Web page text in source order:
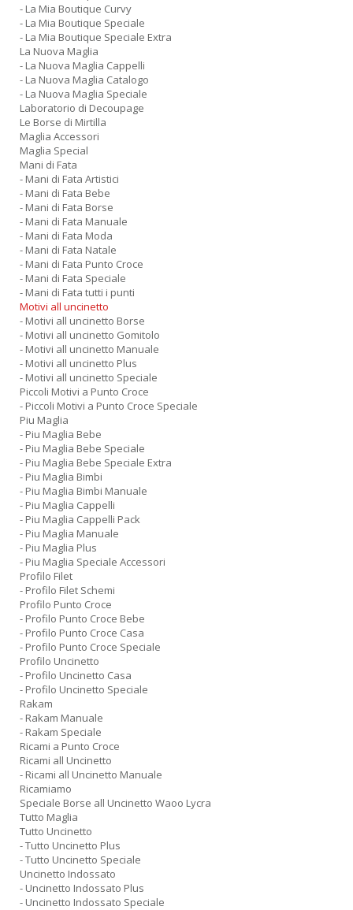
- La Mia Boutique Curvy
- La Mia Boutique Speciale
- La Mia Boutique Speciale Extra
La Nuova Maglia
- La Nuova Maglia Cappelli
- La Nuova Maglia Catalogo
- La Nuova Maglia Speciale
Laboratorio di Decoupage
Le Borse di Mirtilla
Maglia Accessori
Maglia Special
Mani di Fata
- Mani di Fata Artistici
- Mani di Fata Bebe
- Mani di Fata Borse
- Mani di Fata Manuale
- Mani di Fata Moda
- Mani di Fata Natale
- Mani di Fata Punto Croce
- Mani di Fata Speciale
- Mani di Fata tutti i punti
Motivi all uncinetto
- Motivi all uncinetto Borse
- Motivi all uncinetto Gomitolo
- Motivi all uncinetto Manuale
- Motivi all uncinetto Plus
- Motivi all uncinetto Speciale
Piccoli Motivi a Punto Croce
- Piccoli Motivi a Punto Croce Speciale
Piu Maglia
- Piu Maglia Bebe
- Piu Maglia Bebe Speciale
- Piu Maglia Bebe Speciale Extra
- Piu Maglia Bimbi
- Piu Maglia Bimbi Manuale
- Piu Maglia Cappelli
- Piu Maglia Cappelli Pack
- Piu Maglia Manuale
- Piu Maglia Plus
- Piu Maglia Speciale Accessori
Profilo Filet
- Profilo Filet Schemi
Profilo Punto Croce
- Profilo Punto Croce Bebe
- Profilo Punto Croce Casa
- Profilo Punto Croce Speciale
Profilo Uncinetto
- Profilo Uncinetto Casa
- Profilo Uncinetto Speciale
Rakam
- Rakam Manuale
- Rakam Speciale
Ricami a Punto Croce
Ricami all Uncinetto
- Ricami all Uncinetto Manuale
Ricamiamo
Speciale Borse all Uncinetto Waoo Lycra
Tutto Maglia
Tutto Uncinetto
- Tutto Uncinetto Plus
- Tutto Uncinetto Speciale
Uncinetto Indossato
- Uncinetto Indossato Plus
- Uncinetto Indossato Speciale